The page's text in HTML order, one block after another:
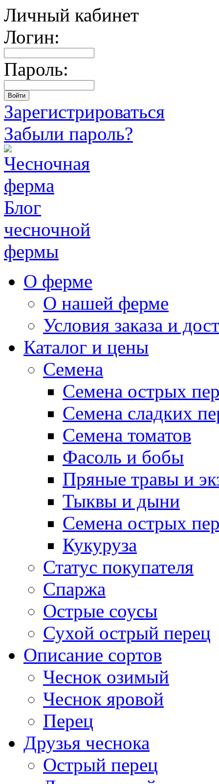
Личный кабинет
Логин:
Пароль:
Зарегистрироваться
Забыли пароль?
Блог
чесночной
фермы
О ферме
О нашей ферме
Условия заказа и
Каталог и цены
Семена
Семена острых
Семена сладких
Семена томатов
Фасоль и бобы
Пряные травы и
Тыквы и дыни
Семена острых
Кукуруза
Статус покупателя
Спаржа
Острые соусы
Сухой острый перец
Описание сортов
Чеснок озимый
Чеснок яровой
Перец
Друзья чеснока
Острый перец